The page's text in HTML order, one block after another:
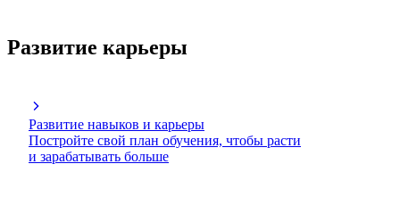
Развитие карьеры
Развитие навыков и карьеры
Постройте свой план обучения, чтобы расти
и зарабатывать больше